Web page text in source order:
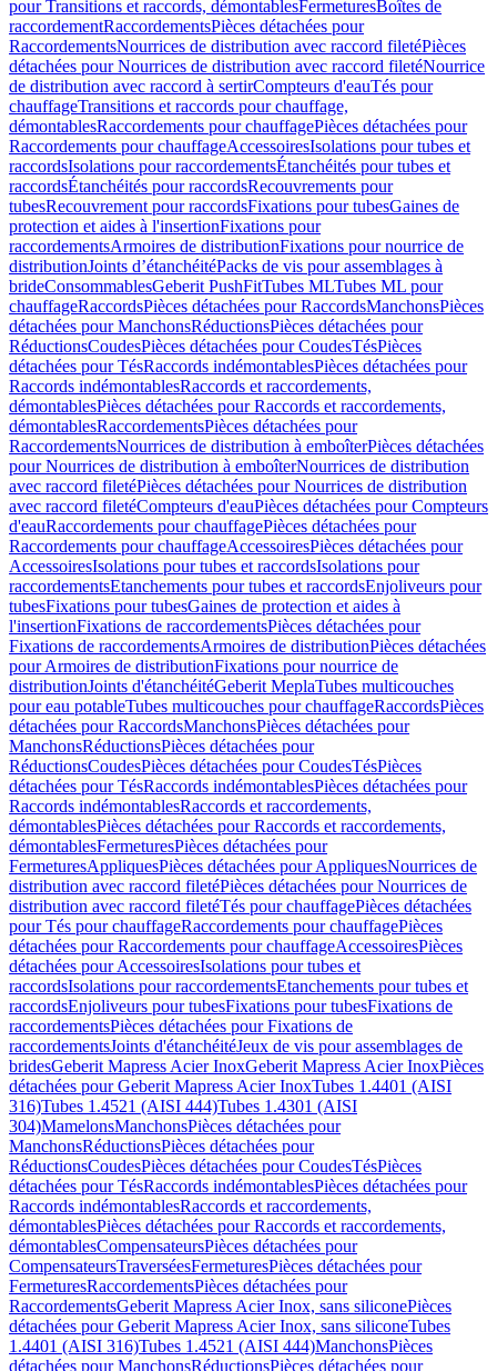
pour Transitions et raccords, démontablesFermeturesBoîtes de
raccordementRaccordementsPièces détachées pour
RaccordementsNourrices de distribution avec raccord filetéPièces
détachées pour Nourrices de distribution avec raccord filetéNourrice
de distribution avec raccord à sertirCompteurs d'eauTés pour
chauffageTransitions et raccords pour chauffage,
démontablesRaccordements pour chauffagePièces détachées pour
Raccordements pour chauffageAccessoiresIsolations pour tubes et
raccordsIsolations pour raccordementsÉtanchéités pour tubes et
raccordsÉtanchéités pour raccordsRecouvrements pour
tubesRecouvrement pour raccordsFixations pour tubesGaines de
protection et aides à l'insertionFixations pour
raccordementsArmoires de distributionFixations pour nourrice de
distributionJoints d’étanchéitéPacks de vis pour assemblages à
brideConsommablesGeberit PushFitTubes MLTubes ML pour
chauffageRaccordsPièces détachées pour RaccordsManchonsPièces
détachées pour ManchonsRéductionsPièces détachées pour
RéductionsCoudesPièces détachées pour CoudesTésPièces
détachées pour TésRaccords indémontablesPièces détachées pour
Raccords indémontablesRaccords et raccordements,
démontablesPièces détachées pour Raccords et raccordements,
démontablesRaccordementsPièces détachées pour
RaccordementsNourrices de distribution à emboîterPièces détachées
pour Nourrices de distribution à emboîterNourrices de distribution
avec raccord filetéPièces détachées pour Nourrices de distribution
avec raccord filetéCompteurs d'eauPièces détachées pour Compteurs
d'eauRaccordements pour chauffagePièces détachées pour
Raccordements pour chauffageAccessoiresPièces détachées pour
AccessoiresIsolations pour tubes et raccordsIsolations pour
raccordementsEtanchements pour tubes et raccordsEnjoliveurs pour
tubesFixations pour tubesGaines de protection et aides à
l'insertionFixations de raccordementsPièces détachées pour
Fixations de raccordementsArmoires de distributionPièces détachées
pour Armoires de distributionFixations pour nourrice de
distributionJoints d'étanchéitéGeberit MeplaTubes multicouches
pour eau potableTubes multicouches pour chauffageRaccordsPièces
détachées pour RaccordsManchonsPièces détachées pour
ManchonsRéductionsPièces détachées pour
RéductionsCoudesPièces détachées pour CoudesTésPièces
détachées pour TésRaccords indémontablesPièces détachées pour
Raccords indémontablesRaccords et raccordements,
démontablesPièces détachées pour Raccords et raccordements,
démontablesFermeturesPièces détachées pour
FermeturesAppliquesPièces détachées pour AppliquesNourrices de
distribution avec raccord filetéPièces détachées pour Nourrices de
distribution avec raccord filetéTés pour chauffagePièces détachées
pour Tés pour chauffageRaccordements pour chauffagePièces
détachées pour Raccordements pour chauffageAccessoiresPièces
détachées pour AccessoiresIsolations pour tubes et
raccordsIsolations pour raccordementsEtanchements pour tubes et
raccordsEnjoliveurs pour tubesFixations pour tubesFixations de
raccordementsPièces détachées pour Fixations de
raccordementsJoints d'étanchéitéJeux de vis pour assemblages de
bridesGeberit Mapress Acier InoxGeberit Mapress Acier InoxPièces
détachées pour Geberit Mapress Acier InoxTubes 1.4401 (AISI
316)Tubes 1.4521 (AISI 444)Tubes 1.4301 (AISI
304)MamelonsManchonsPièces détachées pour
ManchonsRéductionsPièces détachées pour
RéductionsCoudesPièces détachées pour CoudesTésPièces
détachées pour TésRaccords indémontablesPièces détachées pour
Raccords indémontablesRaccords et raccordements,
démontablesPièces détachées pour Raccords et raccordements,
démontablesCompensateursPièces détachées pour
CompensateursTraverséesFermeturesPièces détachées pour
FermeturesRaccordementsPièces détachées pour
RaccordementsGeberit Mapress Acier Inox, sans siliconePièces
détachées pour Geberit Mapress Acier Inox, sans siliconeTubes
1.4401 (AISI 316)Tubes 1.4521 (AISI 444)ManchonsPièces
détachées pour ManchonsRéductionsPièces détachées pour